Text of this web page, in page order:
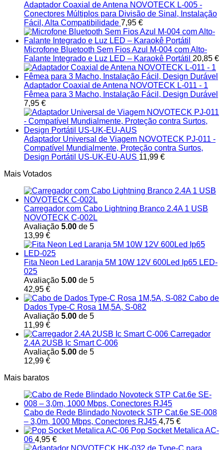
Adaptador Coaxial de Antena NOVOTECK L-005 -
Conectores Múltiplos para Divisão de Sinal, Instalação
Fácil, Alta Compatibilidade 7,95 €
Microfone Bluetooth Sem Fios Azul M-004 com Alto-
Falante Integrado e Luz LED – Karaokê Portátil 20,85 €
Adaptador Coaxial de Antena NOVOTECK L-011 - 1
Fêmea para 3 Macho, Instalação Fácil, Design Durável
7,95 €
Adaptador Universal de Viagem NOVOTECK PJ-011 -
Compatível Mundialmente, Proteção contra Surtos,
Design Portátil US-UK-EU-AUS 11,99 €
Mais Votados
Carregador com Cabo Lightning Branco 2.4A 1 USB
NOVOTECK C-002L
Avaliação 5.00 de 5
13,99 €
Fita Neon Led Laranja 5M 10W 12V 600Led Ip65 LED-
025
Avaliação 5.00 de 5
42,95 €
Cabo de
Dados Type-C Rosa 1M,5A, S-082
Avaliação 5.00 de 5
11,99 €
Carregador
2.4A 2USB Ic Smart C-006
Avaliação 5.00 de 5
12,99 €
Mais baratos
Cabo de Rede Blindado Novoteck STP Cat.6e SE-008
– 3,0m, 1000 Mbps, Conectores RJ45 4,75 €
Pop Socket Metalica AC-
06 4,95 €